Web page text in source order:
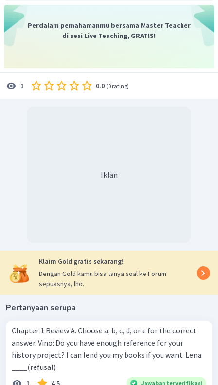
Perdalam pemahamanmu bersama Master Teacher
di sesi Live Teaching, GRATIS!
1 0.0 (0 rating)
Iklan
Klaim Gold gratis sekarang!
Dengan Gold kamu bisa tanya soal ke Forum
sepuasnya, lho.
Pertanyaan serupa
Chapter 1 Review A. Choose a, b, c, d, or e for the correct
answer. Vino: Do you have enough reference for your
history project? I can lend you my books if you want. Lena:
____(refusal)
1 4.5 Jawaban terverifikasi